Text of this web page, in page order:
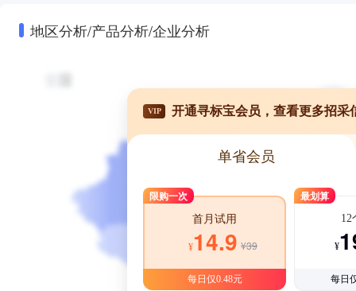
地区分析/产品分析/企业分析
VIP 开通寻标宝会员，查看更多招采
单省会员
限购一次
首月试用
¥14.9 ¥39
每日仅0.48元
最划算
12
¥
每日